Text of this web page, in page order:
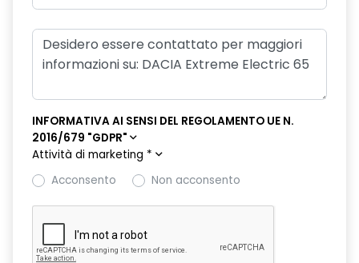
INFORMATIVA AI SENSI DEL REGOLAMENTO UE N.
2016/679 "GDPR"
Attività di marketing *
Acconsento
Non acconsento